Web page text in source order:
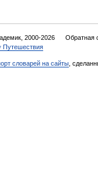
2000-2026 Обратная
Путешествия
словарей на сайты ,